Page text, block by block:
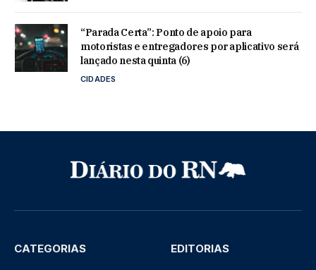
“Parada Certa”: Ponto de apoio para
motoristas e entregadores por aplicativo será
lançado nesta quinta (6)
CIDADES
CATEGORIAS EDITORIAS